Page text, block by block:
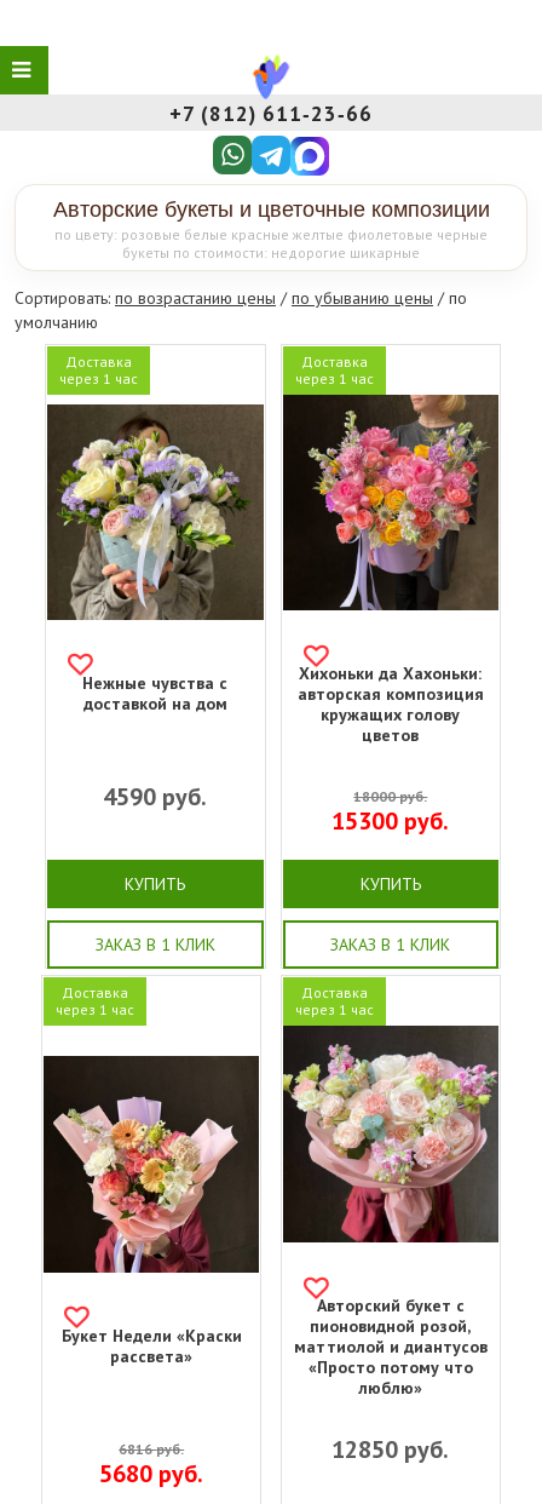
+7 (812) 611‑23‑66
Авторские букеты и цветочные композиции
по цвету: розовые белые красные желтые фиолетовые черные
букеты по стоимости: недорогие шикарные
Сортировать: по возрастанию цены /по убыванию цены / по
умолчанию
Доставка
через 1 час
Нежные чувства с
доставкой на дом
4590 руб.
КУПИТЬ
ЗАКАЗ В 1 КЛИК
Доставка
через 1 час
Хихоньки да Хахоньки:
авторская композиция
кружащих голову
цветов
18000руб.
15300 руб.
КУПИТЬ
ЗАКАЗ В 1 КЛИК
Доставка
через 1 час
Букет Недели «Краски
рассвета»
6816руб.
5680 руб.
Доставка
через 1 час
Авторский букет с
пионовидной розой,
маттиолой и диантусов
«Просто потому что
люблю»
12850 руб.